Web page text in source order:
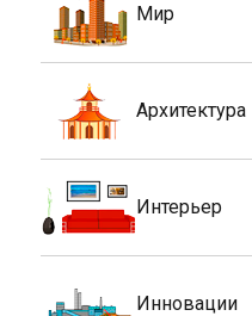
Мир
Архитектура
Интерьер
Инновации